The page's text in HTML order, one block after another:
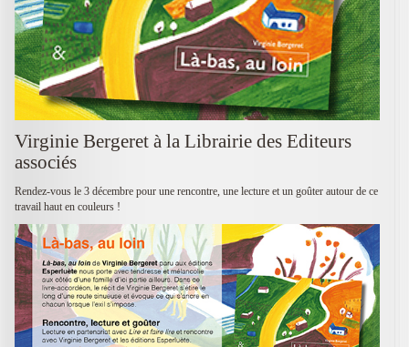
Virginie Bergeret à la Librairie des Editeurs
associés
Rendez-vous le 3 décembre pour une rencontre, une lecture et un goûter autour de ce
travail haut en couleurs !